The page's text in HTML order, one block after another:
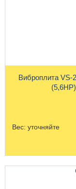
Виброплита VS-
Вес: уточняйте